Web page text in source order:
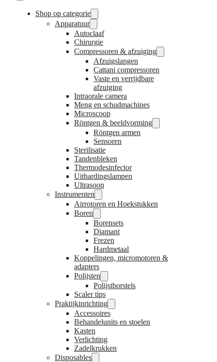
Shop op categorie
Apparatuur
Autoclaaf
Chirurgie
Compressoren & afzuiging
Afzuigslangen
Cattani compressoren
Vaste en verrijdbare
afzuiging
Intraorale camera
Meng en schudmachines
Microscoop
Röntgen & beeldvorming
Röntgen armen
Sensoren
Sterilisatie
Tandenbleken
Thermodesinfector
Uithardingslampen
Ultrasoon
Instrumenten
Airrotoren en Hoekstukken
Boren
Borensets
Diamant
Frezen
Hardmetaal
Koppelingen, micromotoren &
adapters
Polijsten
Polijstborstels
Scaler tips
Praktijkinrichting
Accessoires
Behandelunits en stoelen
Kasten
Verlichting
Zadelkrukken
Disposables